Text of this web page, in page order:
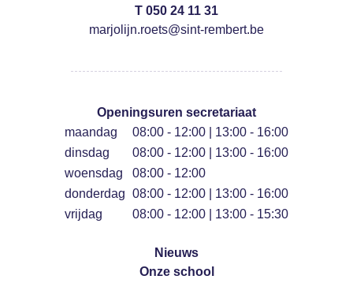
T 050 24 11 31
marjolijn.roets@sint-rembert.be
Openingsuren secretariaat
maandag
08:00 - 12:00 | 13:00 - 16:00
dinsdag
08:00 - 12:00 | 13:00 - 16:00
woensdag
08:00 - 12:00
donderdag 08:00 - 12:00 | 13:00 - 16:00
vrijdag
08:00 - 12:00 | 13:00 - 15:30
Nieuws
Onze school